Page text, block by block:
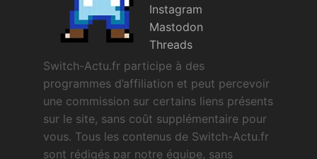
Instagram
Mastodon
Threads
Switch-Actu.fr participe à des
programmes d’affiliation et peut percevoir
une commission sur certains liens présents
sur le site, sans coût supplémentaire pour
vous. Tous les contenus de Switch-Actu.fr
sont rédigés par notre équipe, sans